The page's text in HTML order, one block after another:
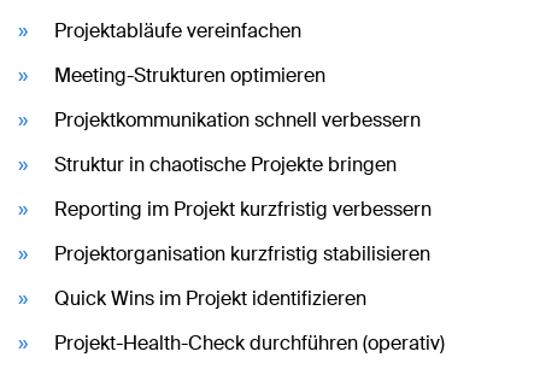
Projektabläufe vereinfachen
Meeting-Strukturen optimieren
Projektkommunikation schnell verbessern
Struktur in chaotische Projekte bringen
Reporting im Projekt kurzfristig verbessern
Projektorganisation kurzfristig stabilisieren
Quick Wins im Projekt identifizieren
Projekt-Health-Check durchführen (operativ)